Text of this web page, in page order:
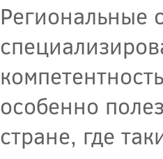
Региональные
особенно
стране, где